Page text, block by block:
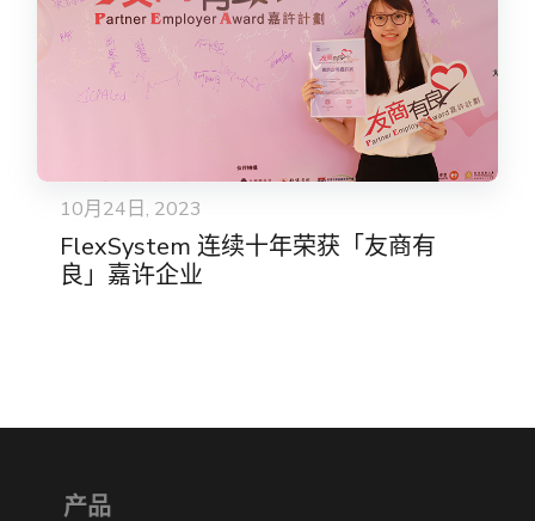
10月24日, 2023
FlexSystem 连续十年荣获「友商有
良」嘉许企业
产品